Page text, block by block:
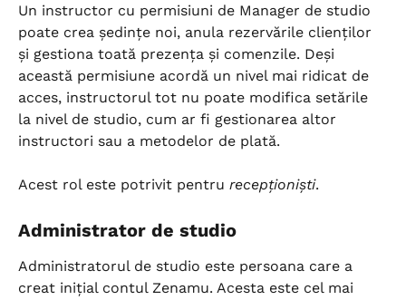
Un instructor cu permisiuni de Manager de studio
poate crea ședințe noi, anula rezervările clienților
și gestiona toată prezența și comenzile. Deși
această permisiune acordă un nivel mai ridicat de
acces, instructorul tot nu poate modifica setările
la nivel de studio, cum ar fi gestionarea altor
instructori sau a metodelor de plată.
Acest rol este potrivit pentru recepționiști.
Administrator de studio
Administratorul de studio este persoana care a
creat inițial contul Zenamu. Acesta este cel mai